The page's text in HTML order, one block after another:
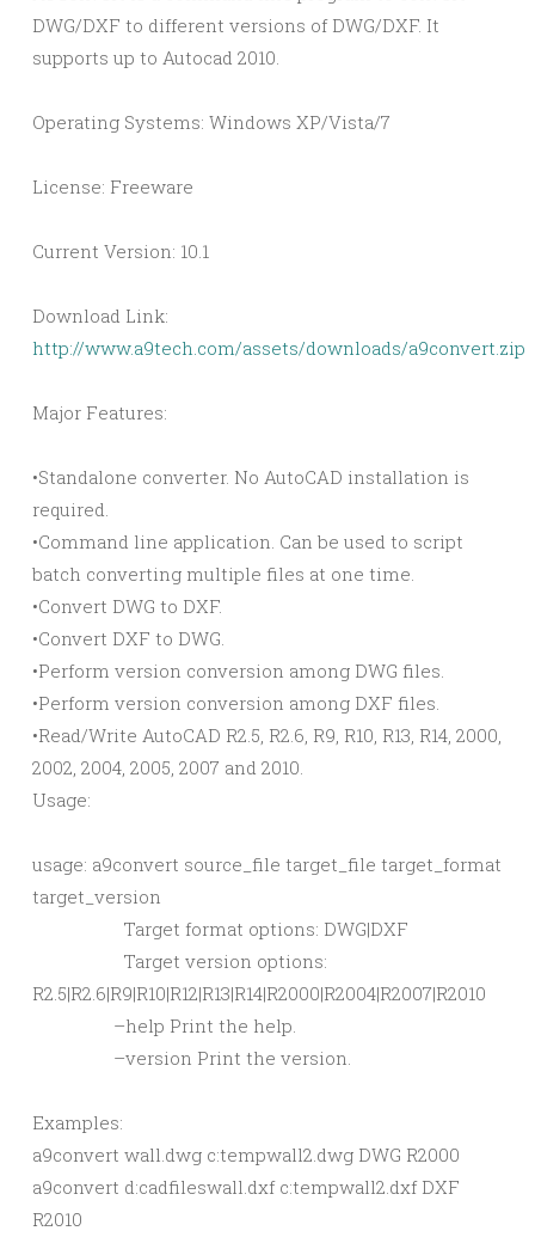
DWG/DXF to different versions of DWG/DXF. It
supports up to Autocad 2010.
Operating Systems: Windows XP/Vista/7
License: Freeware
Current Version: 10.1
Download Link:
http://www.a9tech.com/assets/downloads/a9convert.zip
Major Features:
•Standalone converter. No AutoCAD installation is
required.
•Command line application. Can be used to script
batch converting multiple files at one time.
•Convert DWG to DXF.
•Convert DXF to DWG.
•Perform version conversion among DWG files.
•Perform version conversion among DXF files.
•Read/Write AutoCAD R2.5, R2.6, R9, R10, R13, R14, 2000,
2002, 2004, 2005, 2007 and 2010.
Usage:
usage: a9convert source_file target_file target_format
target_version
Target format options: DWG|DXF
Target version options:
R2.5|R2.6|R9|R10|R12|R13|R14|R2000|R2004|R2007|R2010
–help Print the help.
–version Print the version.
Examples:
a9convert wall.dwg c:tempwall2.dwg DWG R2000
a9convert d:cadfileswall.dxf c:tempwall2.dxf DXF
R2010